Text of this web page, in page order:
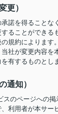
更）
諾を得ることな
ることができる
規約によります。
社が変更内容を
有するものとし
通知）
のページへの掲
利用者が本サー